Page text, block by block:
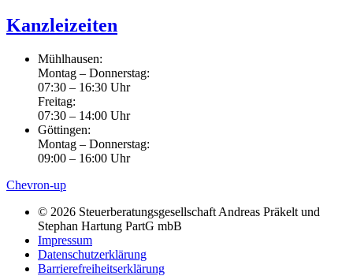
Kanzleizeiten
Mühlhausen:
Montag – Donnerstag:
07:30 – 16:30 Uhr
Freitag:
07:30 – 14:00 Uhr
Göttingen:
Montag – Donnerstag:
09:00 – 16:00 Uhr
Chevron-up
© 2026 Steuerberatungsgesellschaft Andreas Präkelt und
Stephan Hartung PartG mbB
Impressum
Datenschutzerklärung
Barrierefreiheitserklärung